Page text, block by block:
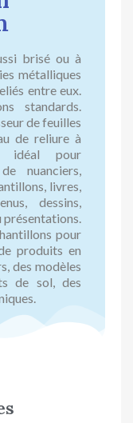
brisé ou à
métalliques
entre eux.
standards.
de feuilles
de reliure à
idéal pour
nuanciers,
livres,
dessins,
présentations.
pour
produits en
des modèles
de sol, des